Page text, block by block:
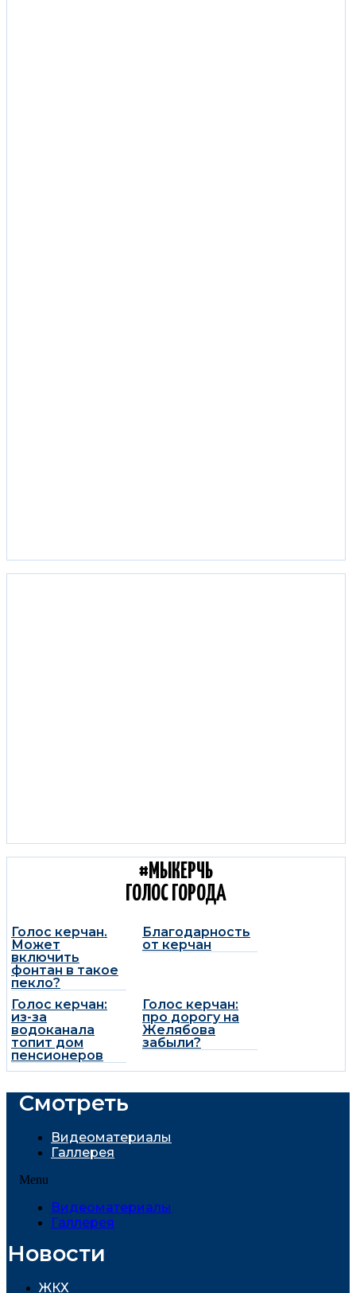
#МЫКЕРЧЬ
ГОЛОС ГОРОДА
Голос керчан.
Может
включить
фонтан в такое
пекло?
Благодарность
от керчан
Голос керчан:
из-за
водоканала
топит дом
пенсионеров
Голос керчан:
про дорогу на
Желябова
забыли?
Смотреть
Видеоматериалы
Галлерея
Menu
Видеоматериалы
Галлерея
Новости
ЖКХ